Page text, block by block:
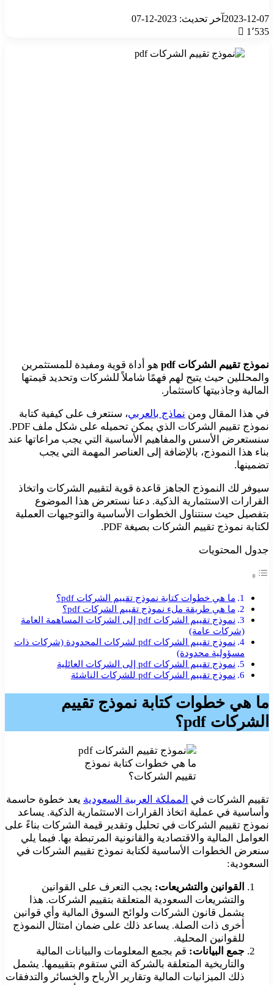
2023-12-07 آخر تحديث: 2023-12-07
1٬535
نموذج تقييم الشركات pdf
هو أداة قوية ومفيدة للمستثمرين
والمحللين حيث يتيح لهم فهمًا شاملاً للشركات وتحديد قيمتها
المالية وجاذبيتها كاستثمار.
في هذا المقال ومن نماذج بالعربي، سنتعرف على كيفية كتابة
نموذج تقييم الشركات الذي يمكن تحميله على شكل ملف PDF.
سنستعرض الأسس والمفاهيم الأساسية التي يجب مراعاتها عند
بناء هذا النموذج، بالإضافة إلى العناصر المهمة التي يجب
تضمينها.
سيوفر لك النموذج الجاهز قاعدة قوية لتقييم الشركات واتخاذ
القرارات الاستثمارية الذكية. دعنا نستعرض هذا الموضوع
بتفصيل حيث سنتناول الخطوات الأساسية والتوجيهات العملية
لكتابة نموذج تقييم الشركات بصيغة PDF.
جدول المحتويات
ما هي خطوات كتابة نموذج تقييم الشركات pdf؟
ما هي طريقة ملء نموذج تقييم الشركات pdf؟
نموذج تقييم الشركات pdf إلى الشركات المساهمة العامة
(شركات عامة)
نموذج تقييم الشركات pdf لشركات المحدودة (شركات ذات
مسؤولية محدودة)
نموذج تقييم الشركات pdf إلى الشركات العائلية
نموذج تقييم الشركات pdf للشركات الناشئة
ما هي خطوات كتابة نموذج تقييم
الشركات pdf؟
ما هي خطوات كتابة نموذج
تقييم الشركات؟
تقييم الشركات في المملكة العربية السعودية يعد خطوة حاسمة
وأساسية في عملية اتخاذ القرارات الاستثمارية الذكية. يساعد
نموذج تقييم الشركات في تحليل وتقدير قيمة الشركات بناءً على
العوامل المالية والاقتصادية والقانونية المرتبطة بها. فيما يلي
سنعرض الخطوات الأساسية لكتابة نموذج تقييم الشركات في
السعودية:
القوانين والتشريعات: يجب التعرف على القوانين
والتشريعات السعودية المتعلقة بتقييم الشركات. هذا
يشمل قانون الشركات ولوائح السوق المالية وأي قوانين
أخرى ذات الصلة. يساعد ذلك على ضمان امتثال النموذج
للقوانين المحلية.
جمع البيانات: قم بجمع المعلومات والبيانات المالية
والتاريخية المتعلقة بالشركة التي ستقوم بتقييمها. يشمل
ذلك الميزانيات المالية وتقارير الأرباح والخسائر والتدفقات